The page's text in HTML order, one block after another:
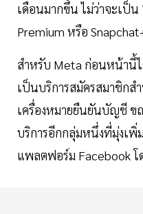
เดือนมากขึ้น ไม่ว่าจะเป็น
Premium หรือ
สำหรับ Meta ก่อนหน้านี้
เป็นบริการสมัครสมาชิกส
เครื่องหมายยืนยันบัญชี ข
บริการอีกกลุ่มหนึ่งที่มุ่งเ
แพลตฟอร์ม Facebook โ